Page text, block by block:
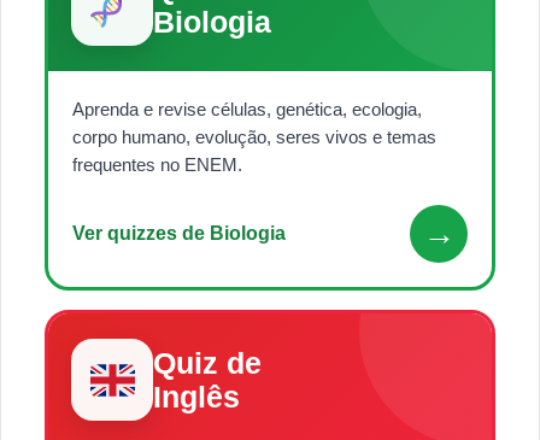
Biologia
Aprenda e revise células, genética, ecologia,
corpo humano, evolução, seres vivos e temas
frequentes no ENEM.
Ver quizzes de Biologia →
Quiz de
Inglês